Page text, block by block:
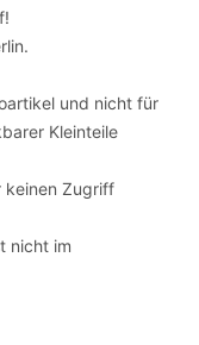
und nicht für
Kleinteile
keinen Zugriff
nicht im